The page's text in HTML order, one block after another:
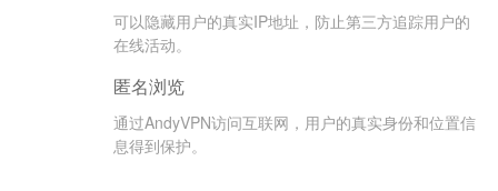
可以隐藏用户的真实IP地址，防止第三方追踪用户的
在线活动。
匿名浏览
通过AndyVPN访问互联网，用户的真实身份和位置信
息得到保护。